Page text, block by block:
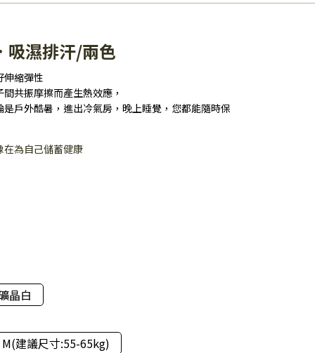
吸濕排汗/兩色
伸縮彈性
共振摩擦而產生熱效應，
戶外酷暑，進出冷氣房，晚上睡覺，您都能隨時保
在為自己儲蓄健康
晶白
M(建議尺寸:55-65kg)